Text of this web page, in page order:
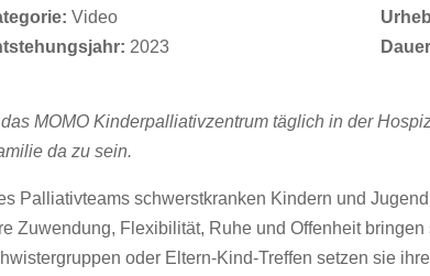
Video
2023
MOMO Kinderpalliativzentrum täglich in der
da zu sein.
Palliativteams schwerstkranken Kindern und
Zuwendung, Flexibilität, Ruhe und Offenheit
oder Eltern-Kind-Treffen setzen sie